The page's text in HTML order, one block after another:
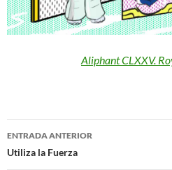
Aliphant CLXXV.
Navegación
de
ENTRADA ANTERIOR
Utiliza la Fuerza